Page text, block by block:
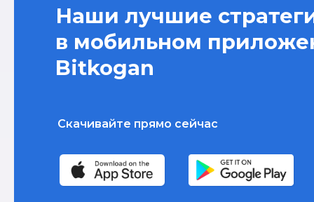
Наши лучшие
в мобильном
Bitkogan
Скачивайте прямо сейчас